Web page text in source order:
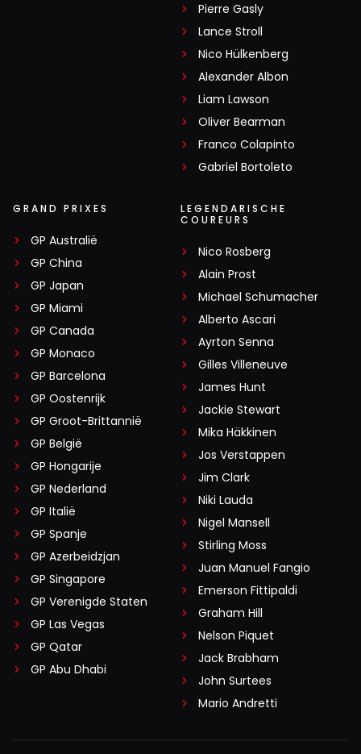
Pierre Gasly
Lance Stroll
Nico Hülkenberg
Alexander Albon
Liam Lawson
Oliver Bearman
Franco Colapinto
Gabriel Bortoleto
GRAND PRIXES
GP Australië
GP China
GP Japan
GP Miami
GP Canada
GP Monaco
GP Barcelona
GP Oostenrijk
GP Groot-Brittannië
GP België
GP Hongarije
GP Nederland
GP Italië
GP Spanje
GP Azerbeidzjan
GP Singapore
GP Verenigde Staten
GP Las Vegas
GP Qatar
GP Abu Dhabi
LEGENDARISCHE
COUREURS
Nico Rosberg
Alain Prost
Michael Schumacher
Alberto Ascari
Ayrton Senna
Gilles Villeneuve
James Hunt
Jackie Stewart
Mika Häkkinen
Jos Verstappen
Jim Clark
Niki Lauda
Nigel Mansell
Stirling Moss
Juan Manuel Fangio
Emerson Fittipaldi
Graham Hill
Nelson Piquet
Jack Brabham
John Surtees
Mario Andretti